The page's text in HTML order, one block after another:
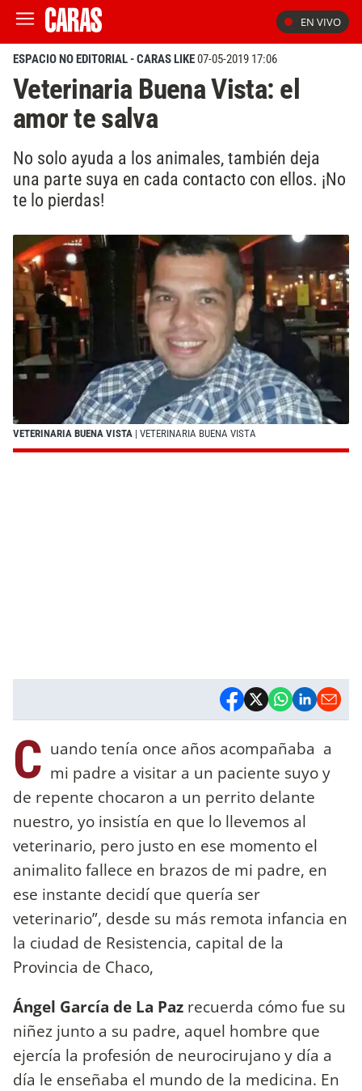
EN VIVO
ESPACIO NO EDITORIAL - CARAS LIKE07-05-2019 17:06
Veterinaria Buena Vista: el
amor te salva
No solo ayuda a los animales, también deja
una parte suya en cada contacto con ellos. ¡No
te lo pierdas!
VETERINARIA BUENA VISTA | VETERINARIA BUENA VISTA
C uando tenía once años acompañaba a
mi padre a visitar a un paciente suyo y
de repente chocaron a un perrito delante
nuestro, yo insistía en que lo llevemos al
veterinario, pero justo en ese momento el
animalito fallece en brazos de mi padre, en
ese instante decidí que quería ser
veterinario”, desde su más remota infancia en
la ciudad de Resistencia, capital de la
Provincia de Chaco,
Ángel García de La Paz recuerda cómo fue su
niñez junto a su padre, aquel hombre que
ejercía la profesión de neurocirujano y día a
día le enseñaba el mundo de la medicina. En